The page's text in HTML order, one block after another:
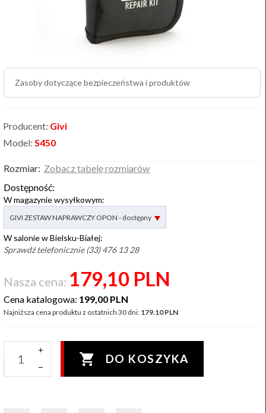
Zasoby dotyczące bezpieczeństwa i produktów
Producent: Givi
Model: S450
Rozmiar: Zobacz tabelę rozmiarów
Dostępność:
W magazynie wysyłkowym:
GIVI ZESTAW NAPRAWCZY OPON - dostępny
W salonie w Bielsku-Białej:
Sprawdź telefonicznie (33) 476 13 28
Nasza cena: 179,10 PLN
Cena katalogowa: 199,00 PLN
Najniższa cena produktu z ostatnich 30 dni: 179.10 PLN
DO KOSZYKA